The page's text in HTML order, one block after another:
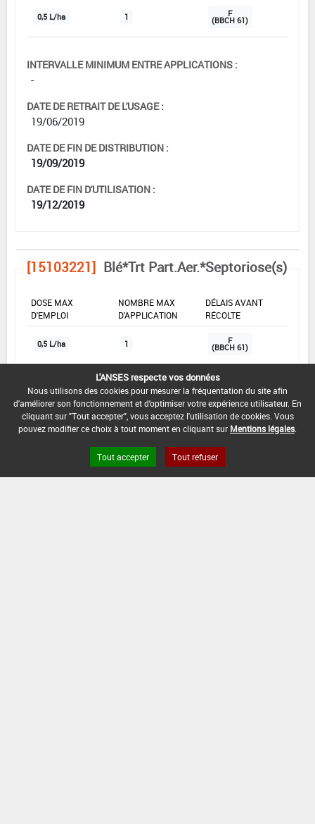
0,5 L/ha 1 F
(BBCH 61)
INTERVALLE MINIMUM ENTRE APPLICATIONS :
-
DATE DE RETRAIT DE L'USAGE :
19/06/2019
DATE DE FIN DE DISTRIBUTION :
19/09/2019
DATE DE FIN D'UTILISATION :
19/12/2019
[15103221] Blé*Trt Part.Aer.*Septoriose(s)
DOSE MAX
D'EMPLOI
NOMBRE MAX
D'APPLICATION
DÉLAIS AVANT
RÉCOLTE
0,5 L/ha 1 F
(BBCH 61)
INTERVALLE MINIMUM ENTRE APPLICATIONS :
-
DATE DE RETRAIT DE L'USAGE :
DATE DE FIN DE DISTRIBUTION :
L'ANSES respecte vos données
Nous utilisons des cookies pour mesurer la fréquentation du site afin
d'améliorer son fonctionnement et d'optimiser votre expérience utilisateur. En
cliquant sur "Tout accepter", vous acceptez l'utilisation de cookies. Vous
pouvez modifier ce choix à tout moment en cliquant sur Mentions légales
Tout accepter Tout refuser